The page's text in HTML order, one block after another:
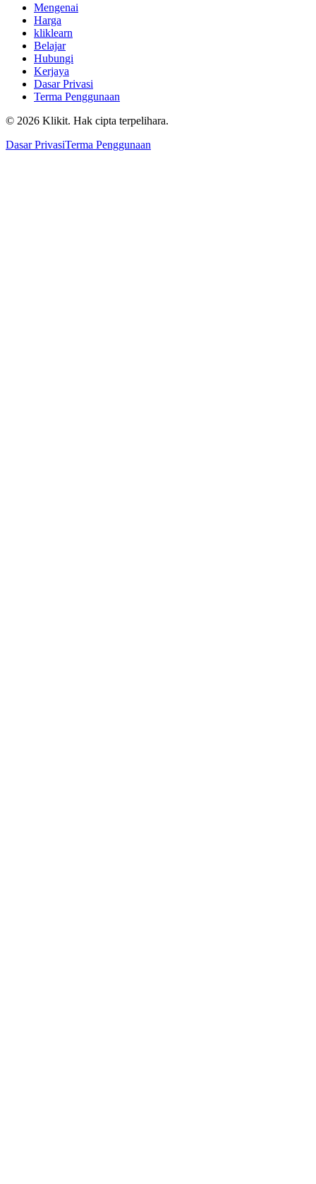
Mengenai
Harga
kliklearn
Belajar
Hubungi
Kerjaya
Dasar Privasi
Terma Penggunaan
© 2026 Klikit. Hak cipta terpelihara.
Dasar PrivasiTerma Penggunaan